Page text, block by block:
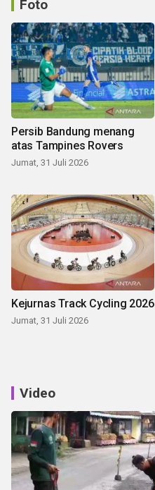
Foto
Persib Bandung menang
atas Tampines Rovers
Jumat, 31 Juli 2026
Kejurnas Track Cycling 2026
Jumat, 31 Juli 2026
Video